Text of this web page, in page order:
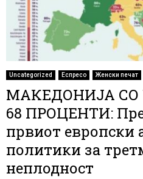
Uncategorized Еспресо Женски печат
МАКЕДОНИЈА
68 ПРОЦЕНТИ:
првиот европски
политики за
неплодност